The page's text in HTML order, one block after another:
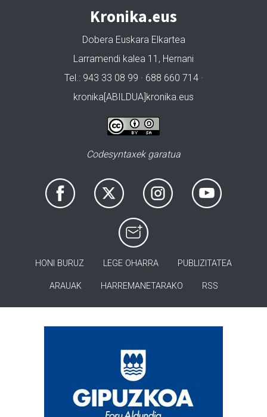
Kronika.eus
Dobera Euskara Elkartea
Larramendi kalea 11, Hernani
Tel.: 943 33 08 99 · 688 660 714 ·
kronika[ABILDUA]kronika.eus
Codesyntaxek garatua
HONI BURUZ LEGE OHARRA PUBLIZITATEA
ARAUAK HARREMANETARAKO RSS